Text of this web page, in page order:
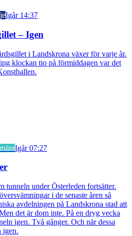
Igår 14:37
– Igen
i Landskrona växer för varje år.
klockan tio på förmiddagen var det
Igår 07:27
under Österleden fortsätter.
i de senaste åren så
avdelningen på Landskrona stad att
det är dom inte. På en dryg vecka
igen. Två gånger. Och när dessa
igen.